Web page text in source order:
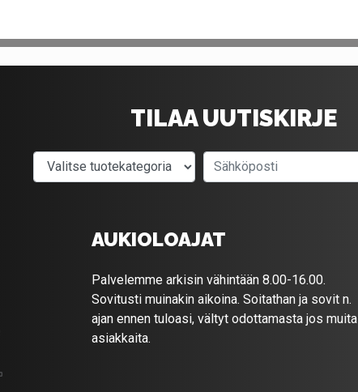
TILAA UUTISKIRJE
Valitse tuotekategoria
AUKIOLOAJAT
Palvelemme arkisin vähintään 8.00-16.00.
Sovitusti muinakin aikoina. Soitathan ja sovit n.
ajan ennen tuloasi, vältyt odottamasta jos muita
asiakkaita.